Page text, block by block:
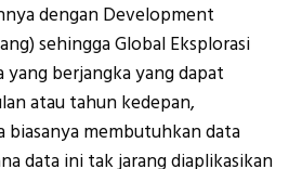
dengan Development
sehingga Global Eksplorasi
berjangka yang dapat
atau tahun kedepan,
biasanya membutuhkan data
data ini tak jarang diaplikasikan